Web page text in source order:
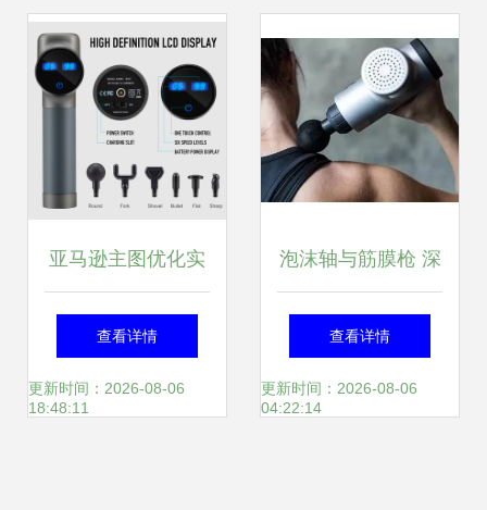
亚马逊主图优化实
战 筋膜枪产品案例
拆解
查看详情
更新时间：2026-08-06
18:48:11
泡沫轴与筋膜枪 深
入解析筋膜枪及两
者优劣对比
查看详情
更新时间：2026-08-06
04:22:14